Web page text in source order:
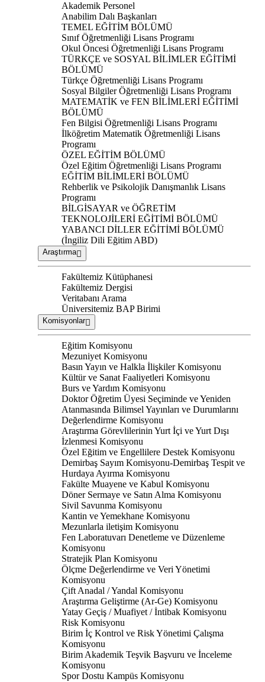
Akademik Personel
Anabilim Dalı Başkanları
TEMEL EĞİTİM BÖLÜMÜ
Sınıf Öğretmenliği Lisans Programı
Okul Öncesi Öğretmenliği Lisans Programı
TÜRKÇE ve SOSYAL BİLİMLER EĞİTİMİ
BÖLÜMÜ
Türkçe Öğretmenliği Lisans Programı
Sosyal Bilgiler Öğretmenliği Lisans Programı
MATEMATİK ve FEN BİLİMLERİ EĞİTİMİ
BÖLÜMÜ
Fen Bilgisi Öğretmenliği Lisans Programı
İlköğretim Matematik Öğretmenliği Lisans
Programı
ÖZEL EĞİTİM BÖLÜMÜ
Özel Eğitim Öğretmenliği Lisans Programı
EĞİTİM BİLİMLERİ BÖLÜMÜ
Rehberlik ve Psikolojik Danışmanlık Lisans
Programı
BİLGİSAYAR ve ÖĞRETİM
TEKNOLOJİLERİ EĞİTİMİ BÖLÜMÜ
YABANCI DİLLER EĞİTİMİ BÖLÜMÜ
(İngiliz Dili Eğitim ABD)
Araştırma
Fakültemiz Kütüphanesi
Fakültemiz Dergisi
Veritabanı Arama
Üniversitemiz BAP Birimi
Komisyonlar
Eğitim Komisyonu
Mezuniyet Komisyonu
Basın Yayın ve Halkla İlişkiler Komisyonu
Kültür ve Sanat Faaliyetleri Komisyonu
Burs ve Yardım Komisyonu
Doktor Öğretim Üyesi Seçiminde ve Yeniden
Atanmasında Bilimsel Yayınları ve Durumlarını
Değerlendirme Komisyonu
Araştırma Görevlilerinin Yurt İçi ve Yurt Dışı
İzlenmesi Komisyonu
Özel Eğitim ve Engellilere Destek Komisyonu
Demirbaş Sayım Komisyonu-Demirbaş Tespit ve
Hurdaya Ayırma Komisyonu
Fakülte Muayene ve Kabul Komisyonu
Döner Sermaye ve Satın Alma Komisyonu
Sivil Savunma Komisyonu
Kantin ve Yemekhane Komisyonu
Mezunlarla iletişim Komisyonu
Fen Laboratuvarı Denetleme ve Düzenleme
Komisyonu
Stratejik Plan Komisyonu
Ölçme Değerlendirme ve Veri Yönetimi
Komisyonu
Çift Anadal / Yandal Komisyonu
Araştırma Geliştirme (Ar-Ge) Komisyonu
Yatay Geçiş / Muafiyet / İntibak Komisyonu
Risk Komisyonu
Birim İç Kontrol ve Risk Yönetimi Çalışma
Komisyonu
Birim Akademik Teşvik Başvuru ve İnceleme
Komisyonu
Spor Dostu Kampüs Komisyonu